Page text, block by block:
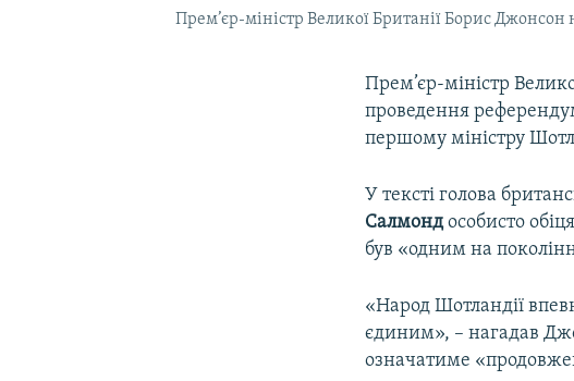
Прем’єр-міністр Великої Британії Борис
Прем’єр-міністр
проведення
першому міністру
У тексті голова
Салмондособисто
був «одним на
«Народ Шотландії
єдиним», – нагадав
означатиме